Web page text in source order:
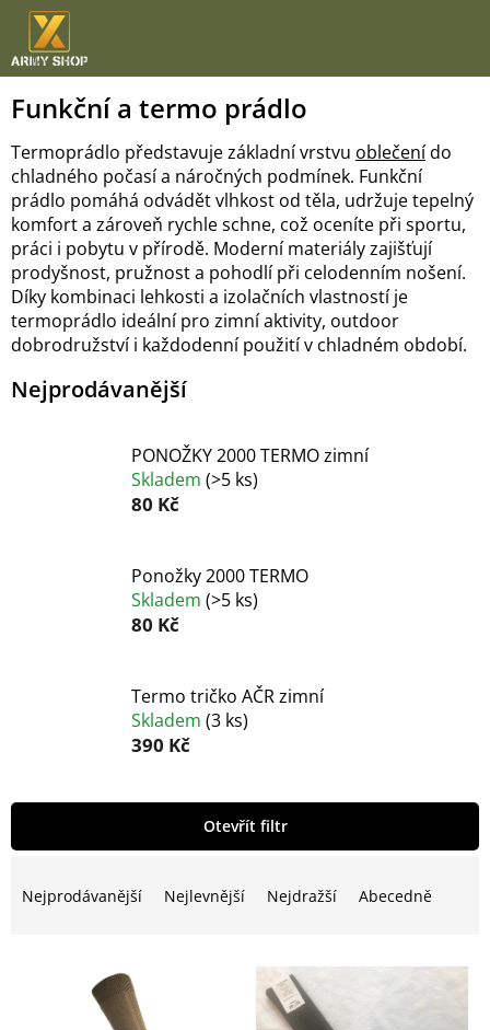
Přejít
obsah
Funkční a termo prádlo
Termoprádlo představuje základní vrstvu oblečenído
chladného počasí a náročných podmínek. Funkční
prádlo pomáhá odvádět vlhkost od těla, udržuje tepelný
komfort a zároveň rychle schne, což oceníte při sportu,
práci i pobytu v přírodě. Moderní materiály zajišťují
prodyšnost, pružnost a pohodlí při celodenním nošení.
Díky kombinaci lehkosti a izolačních vlastností je
termoprádlo ideální pro zimní aktivity, outdoor
dobrodružství i každodenní použití v chladném období.
Nejprodávanější
PONOŽKY 2000 TERMO zimní
Skladem (>5 ks)
80 Kč
Ponožky 2000 TERMO
Skladem (>5 ks)
80 Kč
Termo tričko AČR zimní
Skladem (3 ks)
390 Kč
Nejprodávanější Nejlevnější Nejdražší Abecedně
Otevřít filtr
V
p